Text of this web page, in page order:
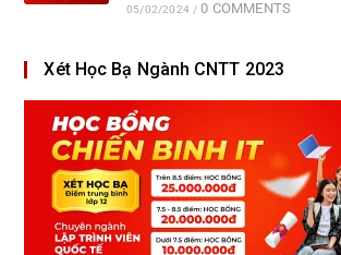
05/02/2024 / 0 COMMENTS
Xét Học Bạ Ngành CNTT 2023